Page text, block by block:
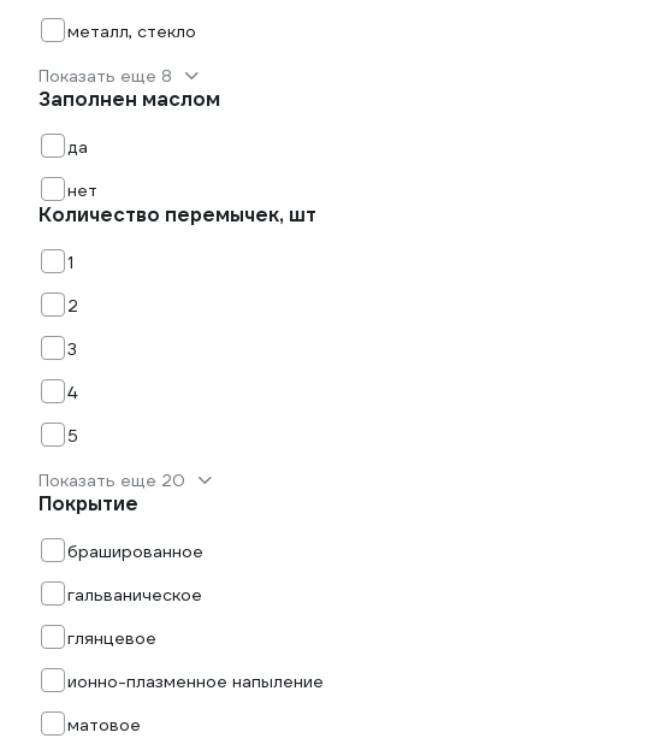
металл, стекло
Показать еще 8
Заполнен маслом
да
нет
Количество перемычек, шт
1
2
3
4
5
Показать еще 20
Покрытие
брашированное
гальваническое
глянцевое
ионно-плазменное напыление
матовое